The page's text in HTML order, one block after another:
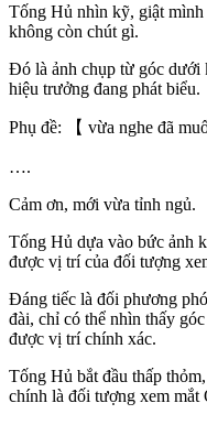
Tống Hủ nhìn kỹ, giật mình
không còn chút gì.
Đó là ảnh chụp từ góc dưới
hiệu trưởng đang phát biểu.
Phụ đề: 【 vừa nghe đã
….
Cảm ơn, mới vừa tỉnh ngủ.
Tống Hủ dựa vào bức ảnh
được vị trí của đối tượng
Đáng tiếc là đối phương
đài, chỉ có thể nhìn thấy
được vị trí chính xác.
Tống Hủ bắt đầu thấp
chính là đối tượng xem mắt